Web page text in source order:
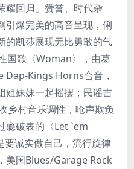
耀回归」赞誉、时代杂
引爆完美的高音呈现，俐
的凯莎展现无比勇敢的气
国歌〈Woman〉，由葛
Dap-Kings Horns合音，
姐妹妹一起摇摆；民谣吉
乡村音乐调性，呛声欺负
瘾破表的〈Let `em
要诚实做自己，流行旋律
美国Blues/Garage Rock